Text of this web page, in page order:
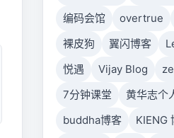
编码会馆
overtrue
裸皮狗
翼闪博客
悦遇
Vijay Blog
7分钟课堂
黄华志个
buddha博客
KIENG